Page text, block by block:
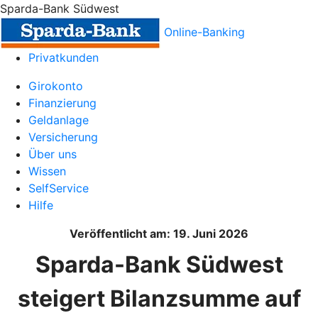
Sparda-Bank Südwest
Online-Banking
Privatkunden
Girokonto
Finanzierung
Geldanlage
Versicherung
Über uns
Wissen
SelfService
Hilfe
Veröffentlicht am: 19. Juni 2026
Sparda-Bank Südwest
steigert Bilanzsumme auf